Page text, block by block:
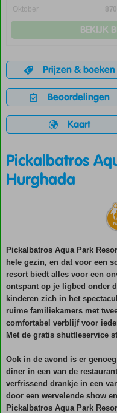
Oktober 870
BEKIJK
Prijzen & boeken
Beoordelingen
Kaart
Pickalbatros
Hurghada
Pickalbatros Aqua Park
hele gezin, en dat voor een
resort biedt alles voor een
ontspant op je ligbed onder
kinderen zich in het
ruime familiekamers met
comfortabel verblijf voor
Met de gratis shuttleservice
Ook in de avond is er
diner in een van de
verfrissend drankje in een
door een wervelende show
Pickalbatros Aqua Park